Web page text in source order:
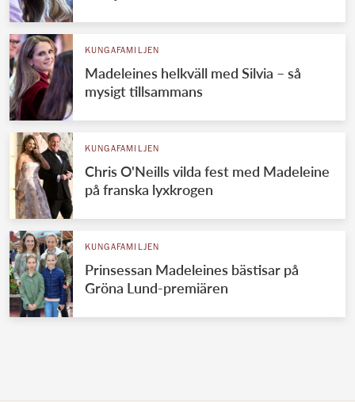
VÄRLDENS KUNGAHUS
Svenska kungahuset
Brittiska kungahuset
Danska kungahuset
Jordanska kungahuset
Luxemburgska storhertighuset
Japanska kejsarhuset
REDAKTION
KUNGAFAMILJEN
Madeleines helkväll med Silvia – så
mysigt tillsammans
KUNGAFAMILJEN
Chris O'Neills vilda fest med Madeleine
på franska lyxkrogen
KUNGAFAMILJEN
Prinsessan Madeleines bästisar på
Gröna Lund-premiären